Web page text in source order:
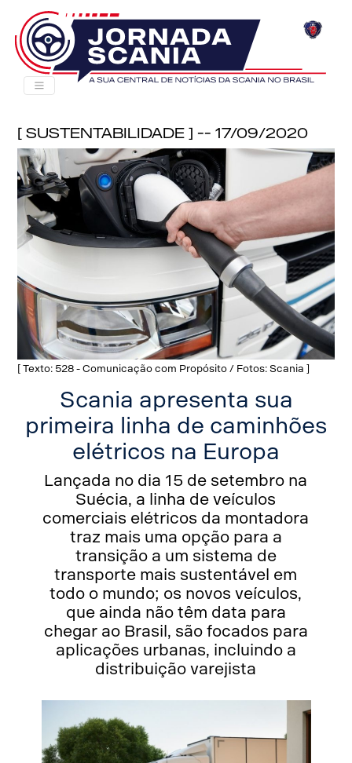
[ Sustentabilidade ] -- 17/09/2020
[ Texto: 528 - Comunicação com Propósito / Fotos: Scania ]
Scania apresenta sua
primeira linha de caminhões
elétricos na Europa
Lançada no dia 15 de setembro na
Suécia, a linha de veículos
comerciais elétricos da montadora
traz mais uma opção para a
transição a um sistema de
transporte mais sustentável em
todo o mundo; os novos veículos,
que ainda não têm data para
chegar ao Brasil, são focados para
aplicações urbanas, incluindo a
distribuição varejista